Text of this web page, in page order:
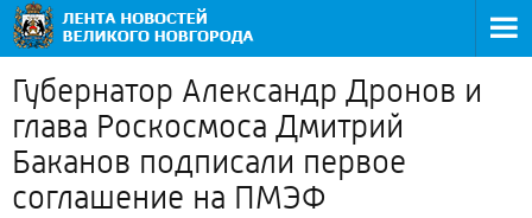
Губернатор Александр Дронов и
глава Роскосмоса Дмитрий
Баканов подписали первое
соглашение на ПМЭФ